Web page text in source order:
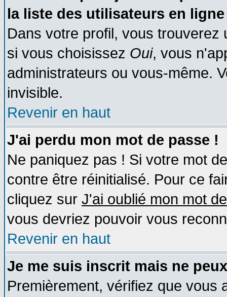
la liste des utilisateurs en
Dans votre profil, vous trouverez
si vous choisissez Oui, vous
administrateurs ou vous-même.
invisible.
Revenir en haut
J'ai perdu mon mot de passe !
Ne paniquez pas ! Si votre mot
contre être réinitialisé. Pour ce
cliquez sur J'ai oublié mon mot
vous devriez pouvoir vous
Revenir en haut
Je me suis inscrit mais ne
Premièrement, vérifiez que vous